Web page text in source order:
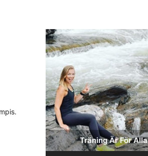
Träning Är För Alla